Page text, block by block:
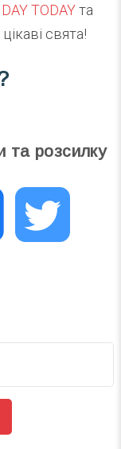
TODAYта
свята!
та розсилку